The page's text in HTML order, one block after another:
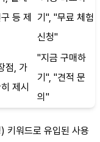
등 제
기", "무료 체험
신청"
점, 가
제시
"지금 구매하
기", "견적 문
의"
키워드로 유입된 사용